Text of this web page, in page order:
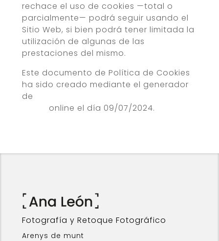
rechace el uso de cookies —total o
parcialmente— podrá seguir usando el
Sitio Web, si bien podrá tener limitada la
utilización de algunas de las
prestaciones del mismo.
Este documento de Política de Cookies
ha sido creado mediante el generador
de
online el día 09/07/2024.
Fotografía y Retoque Fotográfico
Arenys de munt